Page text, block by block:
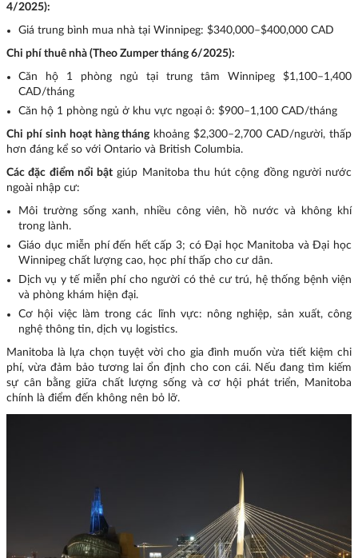
4/2025):
Giá trung bình mua nhà tại Winnipeg: $340,000–$400,000 CAD
Chi phí thuê nhà (Theo Zumper tháng 6/2025):
Căn hộ 1 phòng ngủ tại trung tâm Winnipeg $1,100–1,400
CAD/tháng
Căn hộ 1 phòng ngủ ở khu vực ngoại ô: $900–1,100 CAD/tháng
Chi phí sinh hoạt hàng thángkhoảng $2,300–2,700 CAD/người, thấp
hơn đáng kể so với Ontario và British Columbia.
Các đặc điểm nổi bật giúp Manitoba thu hút cộng đồng người nước
ngoài nhập cư:
Môi trường sống xanh, nhiều công viên, hồ nước và không khí
trong lành.
Giáo dục miễn phí đến hết cấp 3; có Đại học Manitoba và Đại học
Winnipeg chất lượng cao, học phí thấp cho cư dân.
Dịch vụ y tế miễn phí cho người có thẻ cư trú, hệ thống bệnh viện
và phòng khám hiện đại.
Cơ hội việc làm trong các lĩnh vực: nông nghiệp, sản xuất, công
nghệ thông tin, dịch vụ logistics.
Manitoba là lựa chọn tuyệt vời cho gia đình muốn vừa tiết kiệm chi
phí, vừa đảm bảo tương lai ổn định cho con cái. Nếu đang tìm kiếm
sự cân bằng giữa chất lượng sống và cơ hội phát triển, Manitoba
chính là điểm đến không nên bỏ lỡ.